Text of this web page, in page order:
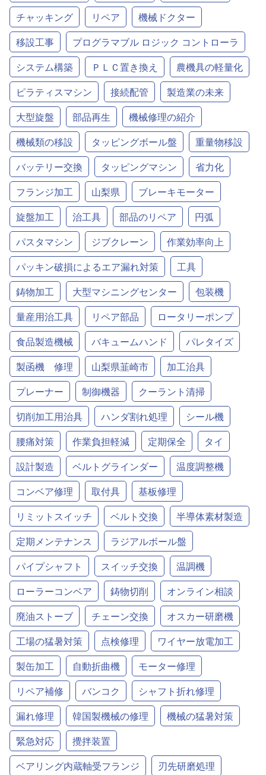
チャッキング リペア
機械ドクター
移設工事
プログラマブル ロジック コントローラ
システム構築
ＰＬＣ置き換え
農機具の軽量化
ピラティスマシン
接続配管
製造業の未来
大型旋盤
部品再生
機械修理の紹介
機械類の移設
タッピングボール盤
重量物移設
バッテリー交換
タッピングマシン
省力化
フランジ加工
山梨県
ブレーキモーター
旋盤加工
治工具 部品のリペア
円弧
パスタマシン
ジブクレーン
作業効率向上
パッキン破損によるエア漏れ対策
工具
鋳物加工
大型マシニングセンター
包装機
量産用治工具
リペア部品
ロータリーポンプ
食品製造機械
バキュームハンド
パレタイズ
製函機 修理
山梨県韮崎市
加工治具
プレーナー
制御機器
クーラント清掃
切削加工用治具
ハンダ割れ処理
シール機
腰痛対策
作業負担軽減 定期保全
タイ
設計製造
ベルトグラインダー
温度調整機
コンベア修理
取付具
基板修理
リミットスイッチ
ベルト交換
半導体素材製造
定期メンテナンス
ラジアルボール盤
パイプシャフト
スイッチ交換
温調機
ローラーコンベア
鋳物切削
オンライン相談
廃油ストーブ
チェーン交換
オスカー研磨機
工場の猛暑対策
点検修理
ワイヤー放電加工
製缶加工
自動折曲機
モーター修理
リペア補修
バンコク
シャフト折れ修理
漏れ修理
韓国製機械の修理
機械の猛暑対策
緊急対応
攪拌装置
ベアリング内蔵軸受フランジ
刃先研磨処理